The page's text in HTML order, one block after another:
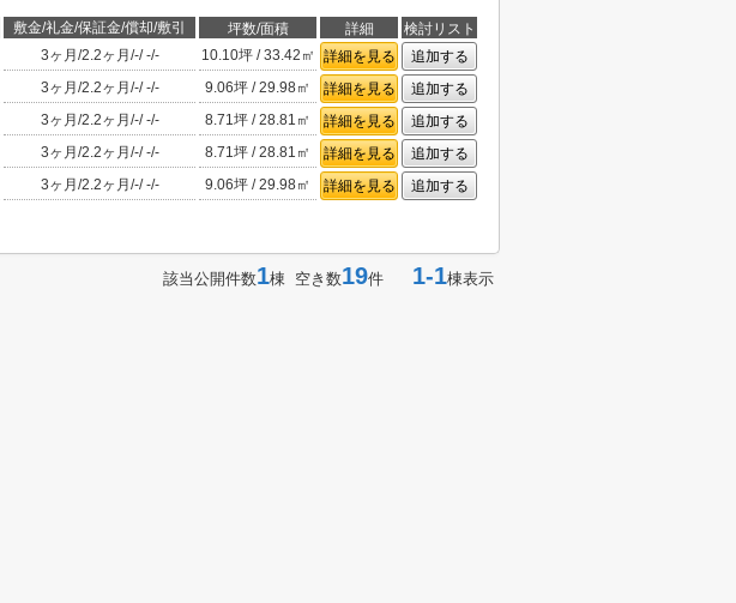
敷金/礼金/保証金/償却/敷引 坪数/面積 詳細
検討リスト
3ヶ月 /2.2ヶ月 /-/-/- 10.10坪 / 33.42㎡ 詳細を見る
追加する
3ヶ月 /2.2ヶ月 /-/-/- 9.06坪 / 29.98㎡ 詳細を見る
追加する
3ヶ月 /2.2ヶ月 /-/-/- 8.71坪 / 28.81㎡ 詳細を見る
追加する
3ヶ月 /2.2ヶ月 /-/-/- 8.71坪 / 28.81㎡ 詳細を見る
追加する
3ヶ月 /2.2ヶ月 /-/-/- 9.06坪 / 29.98㎡ 詳細を見る 追加する
該当公開件数1棟 空き数19件 1-1棟表示